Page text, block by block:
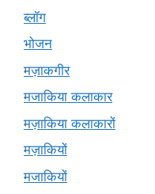
ब्लॉग
भोजन
मज़ाकगीर
मजाकिया कलाकार
मज़ाकिया कलाकारों
मज़ाकियों
मजाकियों